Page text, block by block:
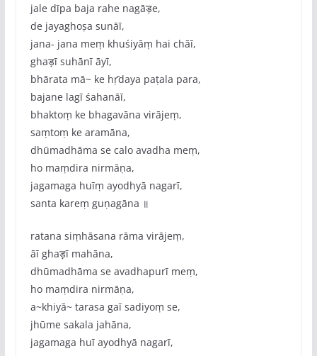
jale dīpa baja rahe nagāड़e,
de jayaghoṣa sunāī,
jana- jana meṃ khuśiyāṃ hai chāī,
ghaड़ī suhānī āyī,
bhārata mā~ ke hṝdaya paṭala para,
bajane lagī śahanāī,
bhaktoṃ ke bhagavāna virājeṃ,
saṃtoṃ ke aramāna,
dhūmadhāma se calo avadha meṃ,
ho maṃdira nirmāṇa,
jagamaga huīṃ ayodhyā nagarī,
santa kareṃ guṇagāna ॥
ratana siṃhāsana rāma virājeṃ,
āī ghaड़ī mahāna,
dhūmadhāma se avadhapurī meṃ,
ho maṃdira nirmāṇa,
a~khiyā~ tarasa gaī sadiyoṃ se,
jhūme sakala jahāna,
jagamaga huī ayodhyā nagarī,